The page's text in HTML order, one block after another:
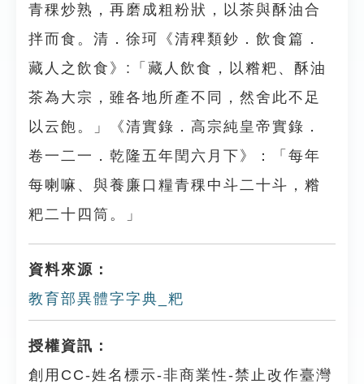
青稞炒熟，再磨成粗粉狀，以茶與酥油合
拌而食。清．徐珂《清稗類鈔．飲食篇．
藏人之飲食》:「藏人飲食，以糌粑、酥油
茶為大宗，雖各地所產不同，然舍此不足
以云飽。」《清實錄．高宗純皇帝實錄．
卷一二一．乾隆五年閏六月下》：「每年
每喇嘛、與養廉口糧青稞中斗二十斗，糌
粑二十四筒。」
資料來源：
教育部異體字字典_粑
授權資訊：
創用CC-姓名標示-非商業性-禁止改作臺灣